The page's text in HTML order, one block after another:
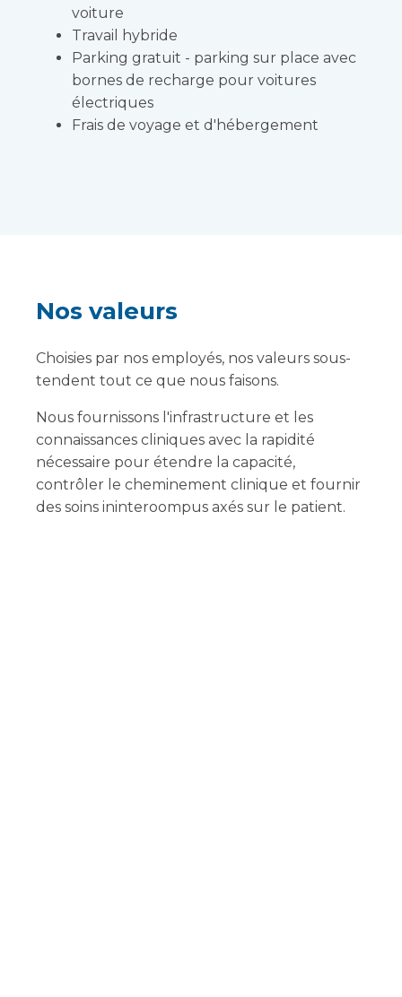
voiture
Travail hybride
Parking gratuit - parking sur place avec
bornes de recharge pour voitures
électriques
Frais de voyage et d'hébergement
Nos valeurs
Choisies par nos employés, nos valeurs sous-
tendent tout ce que nous faisons.
Nous fournissons l'infrastructure et les
connaissances cliniques avec la rapidité
nécessaire pour étendre la capacité,
contrôler le cheminement clinique et fournir
des soins ininteroompus axés sur le patient.